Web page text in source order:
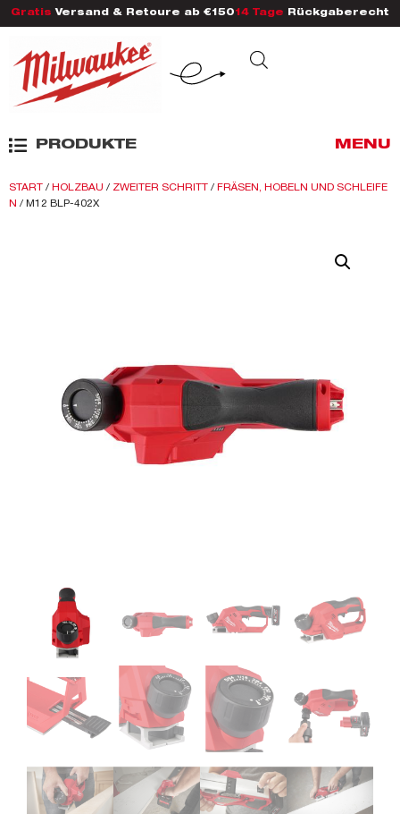
Gratis Versand & Retoure ab €150 14 Tage Rückgaberecht
PRODUKTE MENU
START / HOLZBAU / ZWEITER SCHRITT / FRÄSEN, HOBELN UND SCHLEIFE
N / M12 BLP-402X